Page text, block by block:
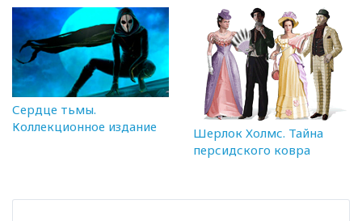
Сердце тьмы.
Коллекционное издание
Шерлок Холмс. Тайна
персидского ковра